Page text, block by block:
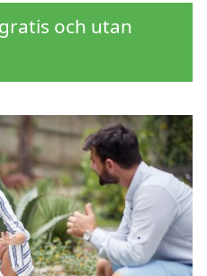
och utan